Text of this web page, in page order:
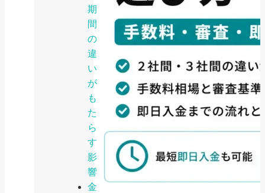
期
間
の
違
い
が
も
た
ら
す
影
響
金